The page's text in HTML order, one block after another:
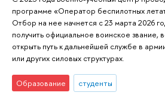
программе «Оператор беспилотных
Отбор на нее начнется с 23 марта 2026
получить официальное воинское звание,
открыть путь к дальнейшей службе в
или других силовых структурах.
Образование студенты